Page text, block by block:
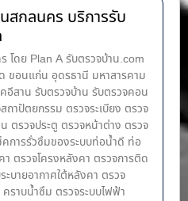
สกลนคร บริการรับ
โดย Plan A รับตรวจบ้าน.com
ขอนแก่น อุดรธานี มหาสารคาม
อีสาน รับตรวจบ้าน รับตรวจคอน
าปัตยกรรม ตรวจระเบียง ตรวจ
ตรวจประตู ตรวจหน้าต่าง​ ตรวจ
คการรั่วซึมของระบบท่อน้ำ​ดี ท่อ
า ตรวจโครงหลังคา ตรวจการติด
ะบายอากาศใต้หลังคา ตรวจ
ราบน้ำซึม ตรวจระบบไฟฟ้า